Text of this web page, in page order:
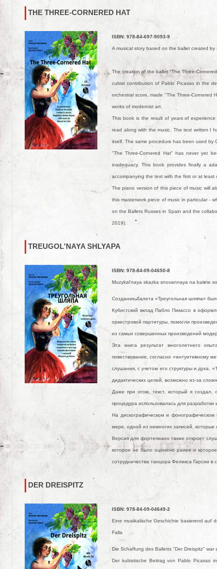
THE THREE-CORNERED HAT
ISBN: 978-84-697-9093-9
A musical story based on the ballet created
The creation of the ballet "The Three-
cubist contribution of Pablo Picasso in the
orchestral score, made "The Three-Cornered
works of modernist art.
This book is the result of years of
read along with the music. The text written I
itself. The same procedure has been used by
"The Three-Cornered Hat" has never yet
inadequacy. This book provides finally a
accompanying the text with the first or at
The piano version of this piece of music will
this masterwork piece of music in particular -
on the Ballets Russes in Spain and the
2019).
TREUGOL'NAYA SHLYAPA
ISBN: 978-84-09-04650-8
Muzykal'naya skazka snovannaya na balete
Создание балета «Треугольная шляпа»
Кубистский вклад Пабло Пикассо в
оркестровой партитуры, помогли
из самых совершенных произведений
Эта книга результат многолетнего
повествование, согласно «интуитивному
слушания, с учетом его структуры и духа.
дидактических целей, возможно из-за
Даже при этом, текст, который я
процедура использовалась для
На дискографическом и фонографическом
мере, одной из немногих записей,
Версия для фортепиано также откроет
которое не было оценено ранее и
сотрудничества танцора Феликса Гарсии
DER DREISPITZ
ISBN: 978-84-09-04649-2
Eine musikalische Geschichte basierend auf
Falla
Die Schaffung des Balletts "Der Dreispitz"
Der kubistische Beitrag von Pablo Picasso